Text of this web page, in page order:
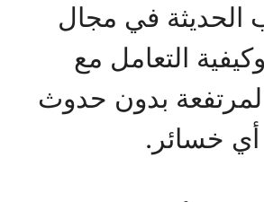
الحديثة في مجال
التعامل مع
بدون حدوث
أي خسائر.